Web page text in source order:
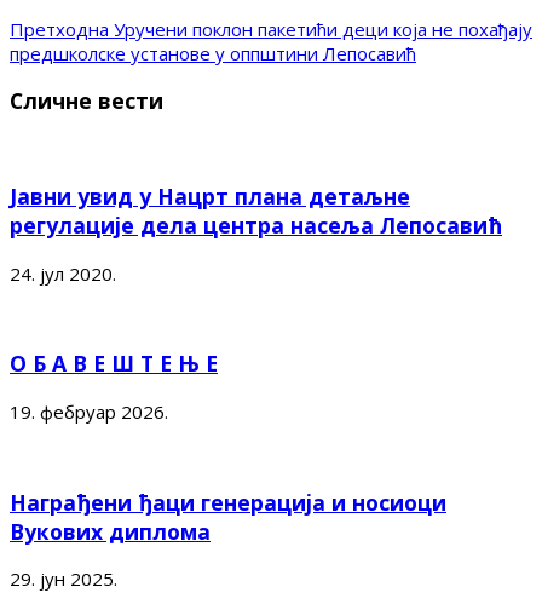
Претходна Уручени поклон пакетићи деци која не похађају
предшколске установе у оппштини Лепосавић
Сличне вести
Јавни увид у Нацрт плана детаљне
регулације дела центра насеља Лепосавић
24. јул 2020.
О Б А В Е Ш Т Е Њ Е
19. фебруар 2026.
Награђени ђаци генерација и носиоци
Вукових диплома
29. јун 2025.